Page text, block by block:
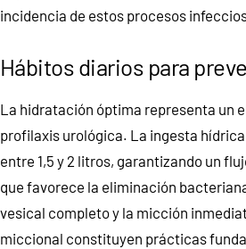
incidencia de estos procesos
Hábitos diarios para
La hidratación óptima representa un
profilaxis urológica. La ingesta
entre 1,5 y 2 litros, garantizando un
que favorece la eliminación
vesical completo y la micción
miccional constituyen prácticas